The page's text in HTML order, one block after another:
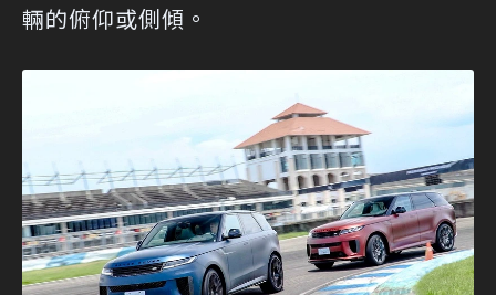
輛的俯仰或側傾。